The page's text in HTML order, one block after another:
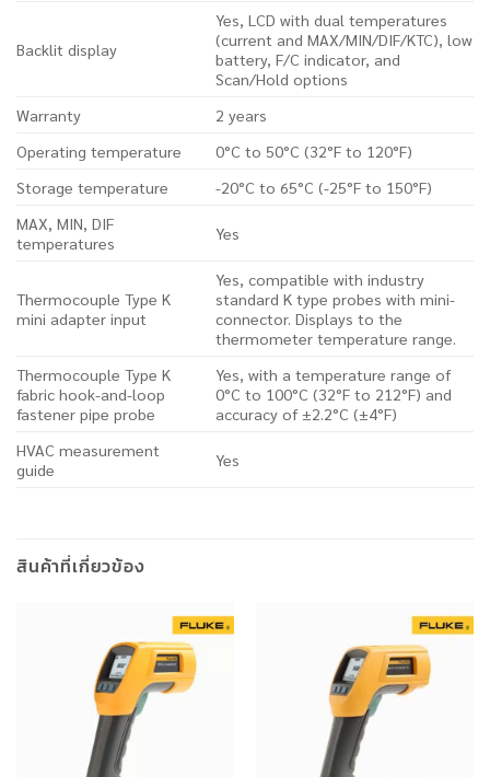
Backlit display
Yes, LCD with dual temperatures
(current and MAX/MIN/DIF/KTC), low
battery, F/C indicator, and
Scan/Hold options
Warranty
2 years
Operating temperature
0°C to 50°C (32°F to 120°F)
Storage temperature
-20°C to 65°C (-25°F to 150°F)
MAX, MIN, DIF
temperatures
Yes
Thermocouple Type K
mini adapter input
Yes, compatible with industry
standard K type probes with mini-
connector. Displays to the
thermometer temperature range.
Thermocouple Type K
fabric hook-and-loop
fastener pipe probe
Yes, with a temperature range of
0°C to 100°C (32°F to 212°F) and
accuracy of ±2.2°C (±4°F)
HVAC measurement
guide
Yes
สินค้าที่เกี่ยวข้อง